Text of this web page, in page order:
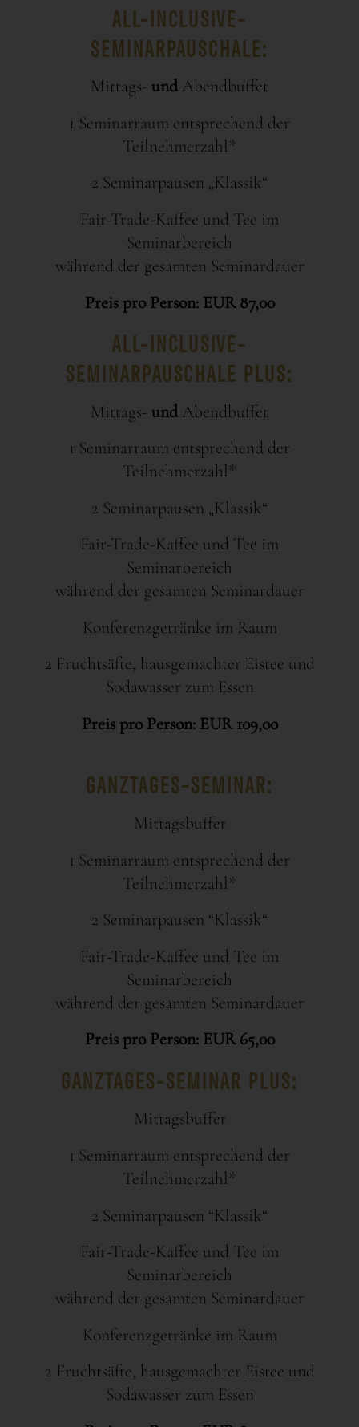
ALL-INCLUSIVE-
SEMINARPAUSCHALE:
Mittags- undAbendbuffet
1 Seminarraum entsprechend der
Teilnehmerzahl*
2 Seminarpausen „Klassik“
Fair-Trade-Kaffee und Tee im
Seminarbereich
während der gesamten Seminardauer
Preis pro Person: EUR 87,00
ALL-INCLUSIVE-
SEMINARPAUSCHALE PLUS:
Mittags- undAbendbuffet
1 Seminarraum entsprechend der
Teilnehmerzahl*
2 Seminarpausen „Klassik“
Fair-Trade-Kaffee und Tee im
Seminarbereich
während der gesamten Seminardauer
Konferenzgetränke im Raum
2 Fruchtsäfte, hausgemachter Eistee und
Sodawasser zum Essen
Preis pro Person: EUR 109,00
GANZTAGES-SEMINAR:
Mittagsbuffet
1 Seminarraum entsprechend der
Teilnehmerzahl*
2 Seminarpausen “Klassik“
Fair-Trade-Kaffee und Tee im
Seminarbereich
während der gesamten Seminardauer
Preis pro Person: EUR 65,00
GANZTAGES-SEMINAR PLUS:
Mittagsbuffet
1 Seminarraum entsprechend der
Teilnehmerzahl*
2 Seminarpausen “Klassik“
Fair-Trade-Kaffee und Tee im
Seminarbereich
während der gesamten Seminardauer
Konferenzgetränke im Raum
2 Fruchtsäfte, hausgemachter Eistee und
Sodawasser zum Essen